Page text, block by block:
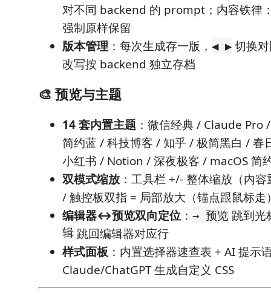
对不同 backend 的 prompt；内容铁律
强制原样保留
版本管理 ：每次生成存一版， ◀ ▶ 切换
改写按 backend 独立存档
🎨 预览与主题
14 套内置主题 ：微信经典 / Claude
简约蓝 / 科技博客 / 知乎 / 极简黑白 / 春
小红书 / Notion / 深夜极客 / macOS 简
双模式缩放 ：工具栏 +/- 整体缩放（内
/ 触控板双指 = 局部放大（锚点跟鼠标走
编辑器↔预览双向定位 ： → 预览 跳到光
辑 跳回编辑器对应行
样式面板 ：内置选择器速查表 + AI 提示
Claude/ChatGPT 生成自定义 CSS